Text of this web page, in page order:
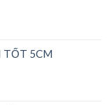
TỐT 5CM